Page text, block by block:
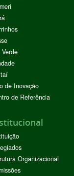
de Inovação
de Referência
Organizacional